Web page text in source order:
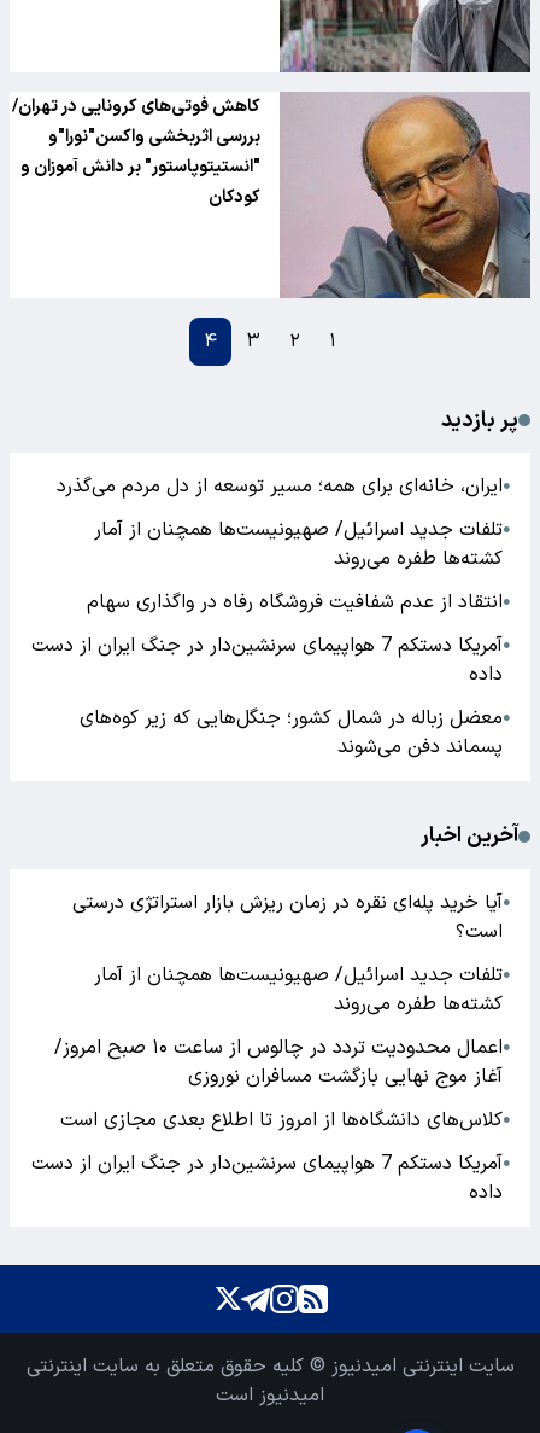
کاهش فوتی‌های کرونایی در تهران/
بررسی اثربخشی واکسن"نورا"و
"انستیتوپاستور" بر دانش آموزان و
کودکان
۱ ۲ ۳ ۴
پر بازدید
●ایران، خانه‌ای برای همه؛ مسیر توسعه از دل مردم می‌گذرد
●تلفات جدید اسرائیل/ صهیونیست‌ها همچنان از آمار
کشته‌ها طفره می‌روند
●انتقاد از عدم شفافیت فروشگاه رفاه در واگذاری سهام
●
آمریکا دستکم 7 هواپیمای سرنشین‌دار در جنگ ایران از دست
داده
●معضل زباله در شمال کشور؛ جنگل‌هایی که زیر کوه‌های
پسماند دفن می‌شوند
آخرین اخبار
●آیا خرید پله‌ای نقره در زمان ریزش بازار استراتژی درستی
است؟
●تلفات جدید اسرائیل/ صهیونیست‌ها همچنان از آمار
کشته‌ها طفره می‌روند
●
اعمال محدودیت تردد در چالوس از ساعت ۱۰ صبح امروز/
آغاز موج نهایی بازگشت مسافران نوروزی
●کلاس‌های دانشگاه‌ها از امروز تا اطلاع بعدی مجازی است
●
آمریکا دستکم 7 هواپیمای سرنشین‌دار در جنگ ایران از دست
داده
سایت اینترنتی امیدنیوز © کلیه حقوق متعلق به سایت اینترنتی
امیدنیوز است